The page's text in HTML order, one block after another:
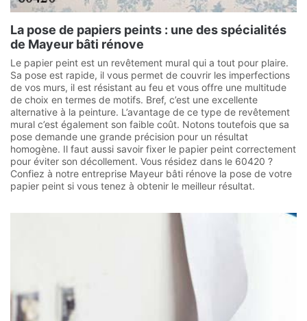
La pose de papiers peints : une des spécialités
de Mayeur bâti rénove
Le papier peint est un revêtement mural qui a tout pour plaire.
Sa pose est rapide, il vous permet de couvrir les imperfections
de vos murs, il est résistant au feu et vous offre une multitude
de choix en termes de motifs. Bref, c’est une excellente
alternative à la peinture. L’avantage de ce type de revêtement
mural c’est également son faible coût. Notons toutefois que sa
pose demande une grande précision pour un résultat
homogène. Il faut aussi savoir fixer le papier peint correctement
pour éviter son décollement. Vous résidez dans le 60420 ?
Confiez à notre entreprise Mayeur bâti rénove la pose de votre
papier peint si vous tenez à obtenir le meilleur résultat.